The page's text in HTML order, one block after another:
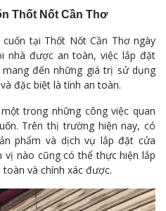
Thốt Nốt Cần Thơ
tại Thốt Nốt Cần Thơ ngày
nhà được an toàn, việc lắp đặt
đến những giá trị sử dụng
đặc biệt là tính an toàn.
trong những công việc quan
Trên thị trường hiện nay, có
phẩm và dịch vụ lắp đặt cửa
vị nào cũng có thể thực hiện lắp
và chính xác được.